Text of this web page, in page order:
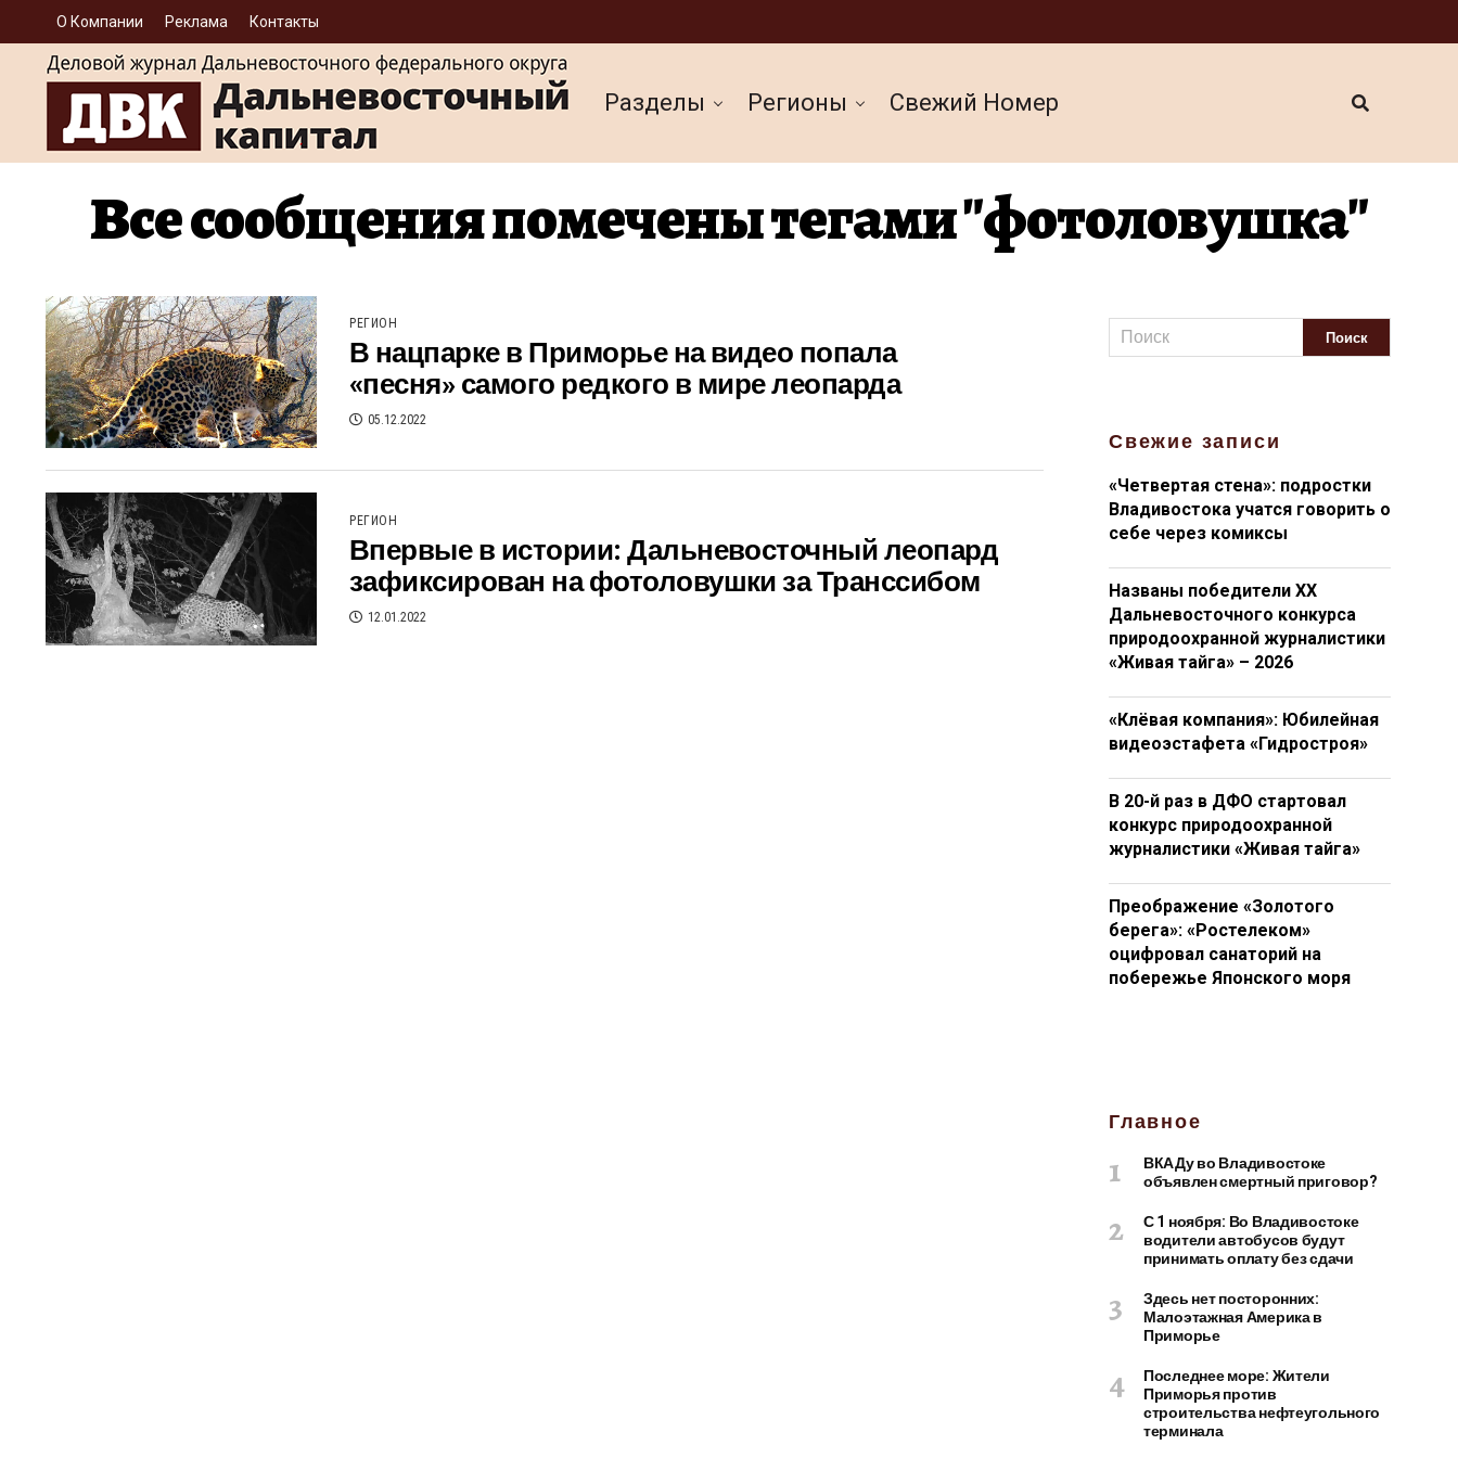
О Компании Реклама Контакты
Разделы Регионы Cвежий Номер
Все сообщения помечены тегами "фотоловушка"
РЕГИОН
В нацпарке в Приморье на видео попала
«песня» самого редкого в мире леопарда
05.12.2022
РЕГИОН
Впервые в истории: Дальневосточный леопард
зафиксирован на фотоловушки за Транссибом
12.01.2022
Свежие записи
«Четвертая стена»: подростки
Владивостока учатся говорить о
себе через комиксы
Названы победители XX
Дальневосточного конкурса
природоохранной журналистики
«Живая тайга» – 2026
«Клёвая компания»: Юбилейная
видеоэстафета «Гидростроя»
В 20-й раз в ДФО стартовал
конкурс природоохранной
журналистики «Живая тайга»
Преображение «Золотого
берега»: «Ростелеком»
оцифровал санаторий на
побережье Японского моря
Главное
ВКАДу во Владивостоке
объявлен смертный приговор?
С 1 ноября: Во Владивостоке
водители автобусов будут
принимать оплату без сдачи
Здесь нет посторонних:
Малоэтажная Америка в
Приморье
Последнее море: Жители
Приморья против
строительства нефтеугольного
терминала